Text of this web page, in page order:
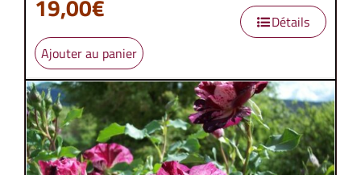
19,00€
Ajouter au panier
Détails